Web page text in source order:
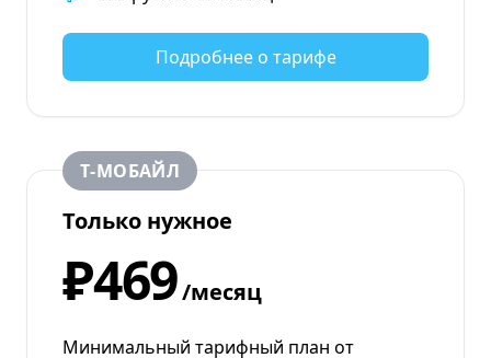
Подробнее о тарифе
Т‑МОБАЙЛ
Только нужное
₽469/месяц
Минимальный тарифный план от